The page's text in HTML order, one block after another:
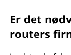
Er det
routers